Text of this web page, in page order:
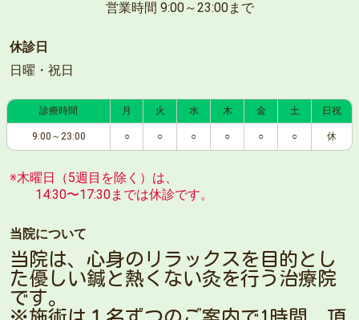
営業時間 9:00～23:00まで
休診日
日曜・祝日
診療時間 月 火 水 木 金 土 日祝
9:00～23:00 ○ ○ ○ ○ ○ ○ 休
※木曜日（5週目を除く）は、
14:30〜17:30までは休診です。
当院について
当院は、心身のリラックスを目的とし
た優しい鍼と熱くない灸を行う治療院
です。